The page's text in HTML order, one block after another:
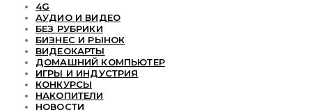
4G
АУДИО И ВИДЕО
БЕЗ РУБРИКИ
БИЗНЕС И РЫНОК
ВИДЕОКАРТЫ
ДОМАШНИЙ КОМПЬЮТЕР
ИГРЫ И ИНДУСТРИЯ
КОНКУРСЫ
НАКОПИТЕЛИ
НОВОСТИ